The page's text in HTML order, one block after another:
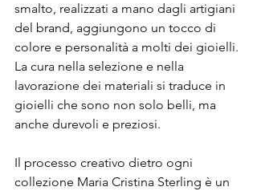
smalto, realizzati a mano dagli artigiani
del brand, aggiungono un tocco di
colore e personalità a molti dei gioielli.
La cura nella selezione e nella
lavorazione dei materiali si traduce in
gioielli che sono non solo belli, ma
anche durevoli e preziosi.
Il processo creativo dietro ogni
collezione Maria Cristina Sterling è un